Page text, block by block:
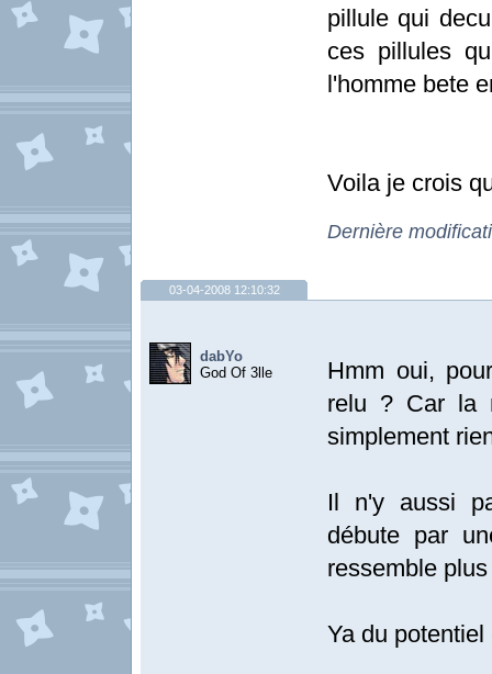
pillule qui
ces pillules
l'homme bete
Voila je crois
Dernière
03-04-2008 12:10:32
dabYo
God Of 3lle
Hmm oui,
relu ? Car la
simplement
Il n'y aussi
débute par
ressemble
Ya du